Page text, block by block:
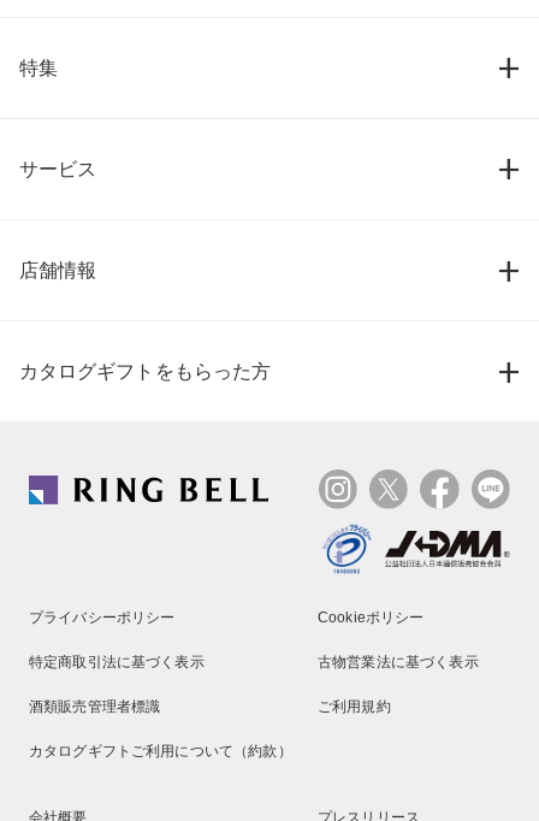
特集
サービス
店舗情報
カタログギフトをもらった方
プライバシーポリシー Cookieポリシー
特定商取引法に基づく表示 古物営業法に基づく表示
酒類販売管理者標識 ご利用規約
カタログギフトご利用について（約款）
会社概要 プレスリリース